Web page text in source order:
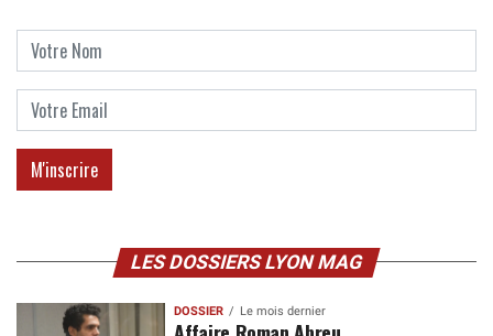
LES DOSSIERS LYON MAG
DOSSIER Le mois dernier